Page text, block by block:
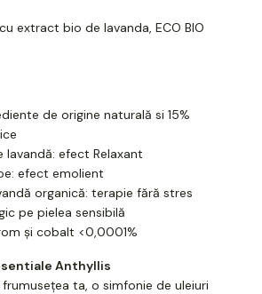
extract bio de lavanda, ECO BIO
de origine naturală si 15%
efect Relaxant
efect emolient
organică: terapie fără stres
pe pielea sensibilă
și cobalt <0,0001%
Anthyllis
ta, o simfonie de uleiuri